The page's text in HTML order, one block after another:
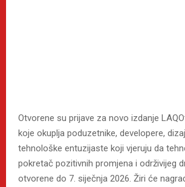
Otvorene su prijave za novo izdanje
koje okuplja poduzetnike, developere,
tehnološke entuzijaste koji vjeruju da
pokretač pozitivnih promjena i održivijeg
otvorene do 7. siječnja 2026. Žiri će